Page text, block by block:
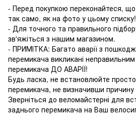
- Перед покупкою переконайтеся,
так само, як на фото у цьому списку!
- Для точного та правильного
зв'яжіться з нашим магазином.
- ПРИМІТКА: Багато аварії з
перемикача викликані
перемикача ДО АВАРІЇ!
Будь ласка, не встановлюйте
перемикача, не визначивши
Зверніться до веломайстерні для
заднього перемикача на Ваш